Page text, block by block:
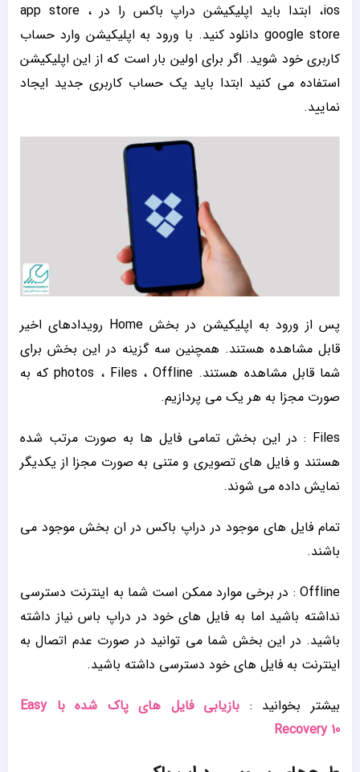
ios، ابتدا باید اپلیکیشن دراپ باکس را در app store ،
google store دانلود کنید. با ورود به اپلیکیشن وارد حساب
کاربری خود شوید. اگر برای اولین بار است که از این اپلیکیشن
استفاده می کنید ابتدا باید یک حساب کاربری جدید ایجاد
نمایید.
پس از ورود به اپلیکیشن در بخش Home رویدادهای اخیر
قابل مشاهده هستند. همچنین سه گزینه در این بخش برای
شما قابل مشاهده هستند. photos ، Files ، Offline که به
صورت مجزا به هر یک می پردازیم.
Files : در این بخش تمامی فایل ها به صورت مرتب شده
هستند و فایل های تصویری و متنی به صورت مجزا از یکدیگر
نمایش داده می شوند.
تمام فایل های موجود در دراپ باکس در ان بخش موجود می
باشند.
Offline : در برخی موارد ممکن است شما به اینترنت دسترسی
نداشته باشید اما به فایل های خود در دراپ باس نیاز داشته
باشید. در این بخش شما می توانید در صورت عدم اتصال به
اینترنت به فایل های خود دسترسی داشته باشید.
بیشتر بخوانید :
بازیابی فایل های پاک شده با Easy
Recovery 10